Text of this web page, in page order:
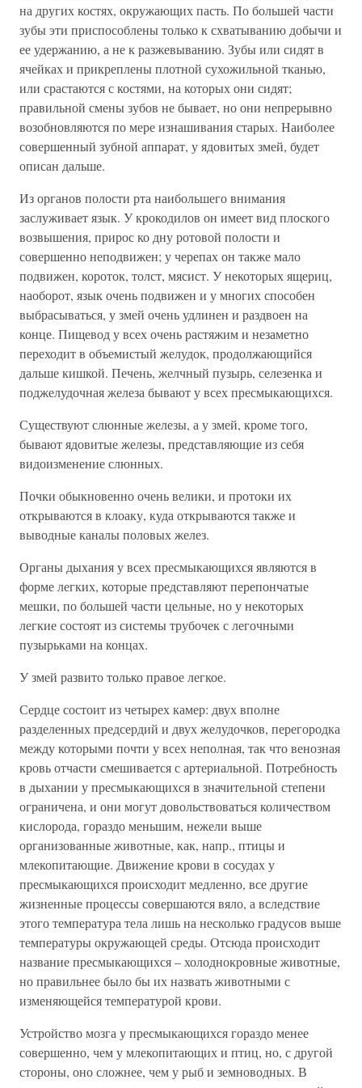
на других костях, окружающих пасть. По большей части
зубы эти приспособлены только к схватыванию добычи и
ее удержанию, а не к разжевыванию. Зубы или сидят в
ячейках и прикреплены плотной сухожильной тканью,
или срастаются с костями, на которых они сидят;
правильной смены зубов не бывает, но они непрерывно
возобновляются по мере изнашивания старых. Наиболее
совершенный зубной аппарат, у ядовитых змей, будет
описан дальше.
Из органов полости рта наибольшего внимания
заслуживает язык. У крокодилов он имеет вид плоского
возвышения, прирос ко дну ротовой полости и
совершенно неподвижен; у черепах он также мало
подвижен, короток, толст, мясист. У некоторых ящериц,
наоборот, язык очень подвижен и у многих способен
выбрасываться, у змей очень удлинен и раздвоен на
конце. Пищевод у всех очень растяжим и незаметно
переходит в объемистый желудок, продолжающийся
дальше кишкой. Печень, желчный пузырь, селезенка и
поджелудочная железа бывают у всех пресмыкающихся.
Существуют слюнные железы, а у змей, кроме того,
бывают ядовитые железы, представляющие из себя
видоизменение слюнных.
Почки обыкновенно очень велики, и протоки их
открываются в клоаку, куда открываются также и
выводные каналы половых желез.
Органы дыхания у всех пресмыкающихся являются в
форме легких, которые представляют перепончатые
мешки, по большей части цельные, но у некоторых
легкие состоят из системы трубочек с легочными
пузырьками на концах.
У змей развито только правое легкое.
Сердце состоит из четырех камер: двух вполне
разделенных предсердий и двух желудочков, перегородка
между которыми почти у всех неполная, так что венозная
кровь отчасти смешивается с артериальной. Потребность
в дыхании у пресмыкающихся в значительной степени
ограничена, и они могут довольствоваться количеством
кислорода, гораздо меньшим, нежели выше
организованные животные, как, напр., птицы и
млекопитающие. Движение крови в сосудах у
пресмыкающихся происходит медленно, все другие
жизненные процессы совершаются вяло, а вследствие
этого температура тела лишь на несколько градусов выше
температуры окружающей среды. Отсюда происходит
название пресмыкающихся – холоднокровные животные,
но правильнее было бы их назвать животными с
изменяющейся температурой крови.
Устройство мозга у пресмыкающихся гораздо менее
совершенно, чем у млекопитающих и птиц, но, с другой
стороны, оно сложнее, чем у рыб и земноводных. В